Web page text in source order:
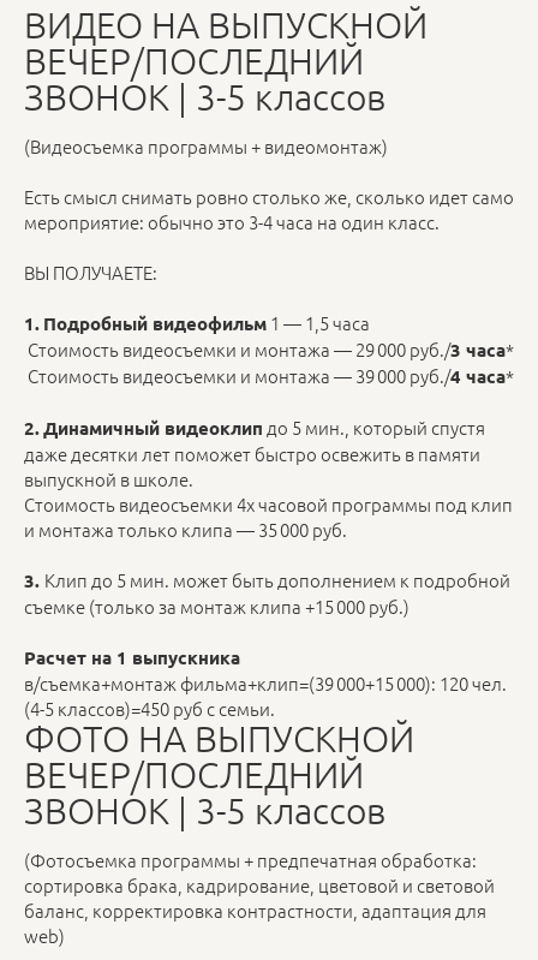
ВИДЕО НА ВЫПУСКНОЙ
ВЕЧЕР/ПОСЛЕДНИЙ
ЗВОНОК | 3-5 классов
(Видеосъемка программы + видеомонтаж)
Есть смысл снимать ровно столько же, сколько идет само
мероприятие: обычно это 3-4 часа на один класс.
ВЫ ПОЛУЧАЕТЕ:
1. Подробный видеофильм 1 — 1,5 часа
Стоимость видеосъемки и монтажа — 29 000 руб./3 часа*
Стоимость видеосъемки и монтажа — 39 000 руб./4 часа*
2.Динамичный видеоклип до 5 мин., который спустя
даже десятки лет поможет быстро освежить в памяти
выпускной в школе.
Стоимость видеосъемки 4х часовой программы под клип
и монтажа только клипа — 35 000 руб.
3. Клип до 5 мин. может быть дополнением к подробной
съемке (только за монтаж клипа +15 000 руб.)
Расчет на 1 выпускника
в/съемка+монтаж фильма+клип=(39 000+15 000): 120 чел.
(4-5 классов)=450 руб с семьи.
ФОТО НА ВЫПУСКНОЙ
ВЕЧЕР/ПОСЛЕДНИЙ
ЗВОНОК | 3-5 классов
(Фотосъемка программы + предпечатная обработка:
сортировка брака, кадрирование, цветовой и световой
баланс, корректировка контрастности, адаптация для
web)